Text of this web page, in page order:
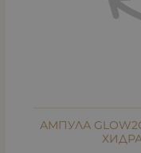
АМПУЛА